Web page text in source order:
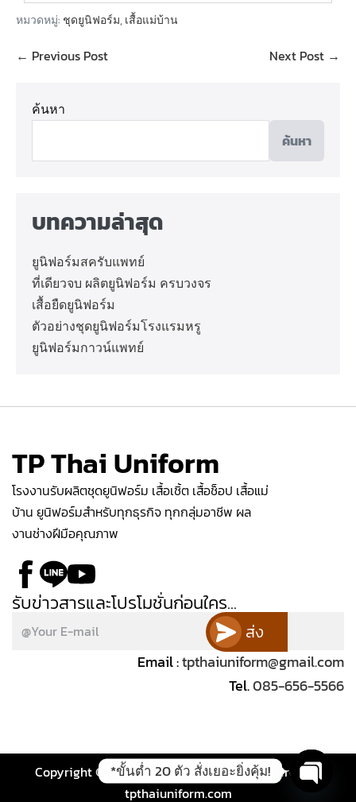
หมวดหมู่: ชุดยูนิฟอร์ม,เสื้อแม่บ้าน
← Previous Post Next Post →
ค้นหา
ค้นหา
บทความล่าสุด
ยูนิฟอร์มสครับแพทย์
ที่เดียวจบ ผลิตยูนิฟอร์ม ครบวงจร
เสื้อยืดยูนิฟอร์ม
ตัวอย่างชุดยูนิฟอร์มโรงแรมหรู
ยูนิฟอร์มกาวน์แพทย์
TP Thai Uniform
โรงงานรับผลิตชุดยูนิฟอร์ม เสื้อเชิ้ต เสื้อช็อป เสื้อแม่
บ้าน ยูนิฟอร์มสำหรับทุกธุรกิจ ทุกกลุ่มอาชีพ ผล
งานช่างฝีมือคุณภาพ
รับข่าวสารและโปรโมชั่นก่อนใคร...
ส่ง
Email :tpthaiuniform@gmail.com
Tel.085-656-5566
Copyright © 2026 tpthaiuniform.com | Powered by
tpthaiuniform.com
*ขั้นต่ำ 20 ตัว สั่งเยอะยิ่งคุ้ม!